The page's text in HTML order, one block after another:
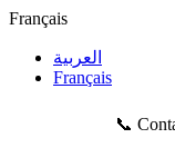
Français
العربية
Français
📞